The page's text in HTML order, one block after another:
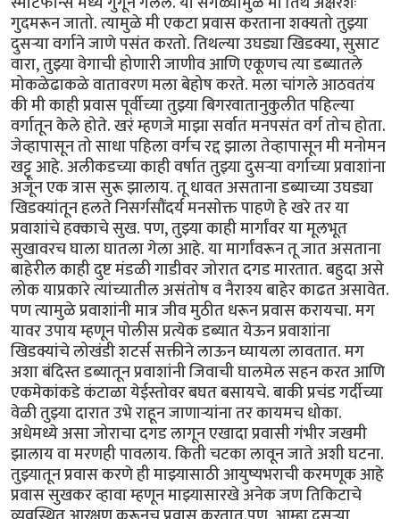
गुदमरून जातो. त्यामुळे मी एकटा प्रवास करताना शक्यतो तुझ्या
दुसऱ्या वर्गाने जाणे पसंत करतो. तिथल्या उघड्या खिडक्या, सुसाट
वारा, तुझ्या वेगाची होणारी जाणीव आणि एकूणच त्या डब्यातले
मोकळेढाकळे वातावरण मला बेहोष करते. मला चांगले आठवतंय
की मी काही प्रवास पूर्वीच्या तुझ्या बिगरवातानुकुलीत पहिल्या
वर्गातून केले होते. खरं म्हणजे माझा सर्वात मनपसंत वर्ग तोच होता.
जेव्हापासून तो साधा पहिला वर्गच रद्द झाला तेव्हापासून मी मनोमन
खट्टू आहे. अलीकडच्या काही वर्षात तुझ्या दुसऱ्या वर्गाच्या प्रवाशांना
अजून एक त्रास सुरू झालाय. तू धावत असताना डब्याच्या उघड्या
खिडक्यांतून हलते निसर्गसौंदर्य मनसोक्त पाहणे हे खरे तर या
प्रवाशांचे हक्काचे सुख. पण, तुझ्या काही मार्गांवर या मूलभूत
सुखावरच घाला घातला गेला आहे. या मार्गांवरून तू जात असताना
बाहेरील काही दुष्ट मंडळी गाडीवर जोरात दगड मारतात. बहुदा असे
लोक याप्रकारे त्यांच्यातील असंतोष व नैराश्य बाहेर काढत असावेत.
पण त्यामुळे प्रवाशांनी मात्र जीव मुठीत धरून प्रवास करायचा. मग
यावर उपाय म्हणून पोलीस प्रत्येक डब्यात येऊन प्रवाशांना
खिडक्यांचे लोखंडी शटर्स सक्तीने लाऊन घ्यायला लावतात. मग
अशा बंदिस्त डब्यातून प्रवाशांनी जिवाची घालमेल सहन करत आणि
एकमेकांकडे कंटाळा येईस्तोवर बघत बसायचे. बाकी प्रचंड गर्दीच्या
वेळी तुझ्या दारात उभे राहून जाणाऱ्यांना तर कायमच धोका.
अधेमध्ये असा जोराचा दगड लागून एखादा प्रवासी गंभीर जखमी
झालाय वा मरणही पावलाय. किती चटका लावून जाते अशी घटना.
तुझ्यातून प्रवास करणे ही माझ्यासाठी आयुष्यभराची करमणूक आहे
प्रवास सुखकर व्हावा म्हणून माझ्यासारखे अनेक जण तिकिटाचे